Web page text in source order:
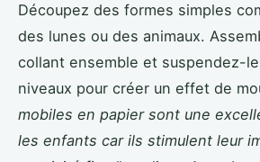
Découpez des formes simples
des lunes ou des animaux.
collant ensemble et suspendez-
niveaux pour créer un effet de
mobiles en papier sont une
les enfants car ils stimulent leur